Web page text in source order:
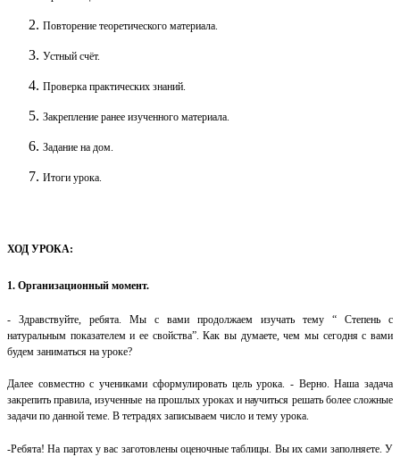
Повторение теоретического материала.
Устный счёт.
Проверка практических знаний.
Закрепление ранее изученного материала.
Задание на дом.
Итоги урока.
ХОД УРОКА:
1. Организационный момент.
- Здравствуйте, ребята. Мы с вами продолжаем изучать тему “ Степень с
натуральным показателеми ее свойства”.Как вы думаете, чем мы сегодня с вами
будем заниматься на уроке?
Далее совместно с учениками сформулировать цель урока. - Верно.Наша задача
закрепить правила, изученные на прошлыхуроках и научиться решать более сложные
задачи по данной теме. В тетрадях записываем число и тему урока.
-Ребята! На партах у вас заготовлены оценочные таблицы. Вы их сами заполняете. У